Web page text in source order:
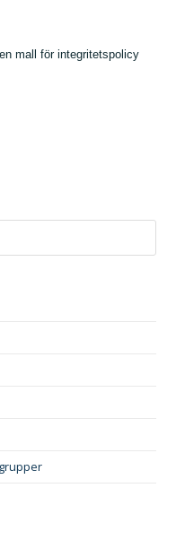
mall för integritetspolicy